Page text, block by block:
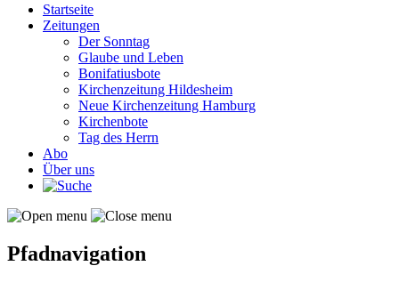
Startseite
Zeitungen
Der Sonntag
Glaube und Leben
Bonifatiusbote
Kirchenzeitung Hildesheim
Neue Kirchenzeitung Hamburg
Kirchenbote
Tag des Herrn
Abo
Über uns
Pfadnavigation